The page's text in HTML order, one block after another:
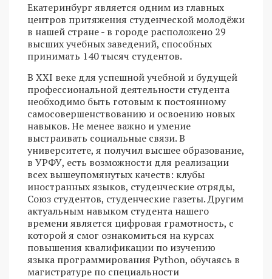
Екатеринбург является одним из главных
центров притяжения студенческой молодёжи
в нашей стране - в городе расположено 29
высших учебных заведений, способных
принимать 140 тысяч студентов.
В ХХI веке для успешной учебной и будущей
профессиональной деятельности студента
необходимо быть готовым к постоянному
самосовершенствованию и освоению новых
навыков. Не менее важно и умение
выстраивать социальные связи. В
университете, я получил высшее образование,
в УРФУ, есть возможности для реализации
всех вышеупомянутых качеств: клубы
иностранных языков, студенческие отряды,
Союз студентов, студенческие газеты. Другим
актуальным навыком студента нашего
времени является цифровая грамотность, с
которой я смог ознакомиться на курсах
повышения квалификации по изучению
языка программирования Python, обучаясь в
магистратуре по специальности